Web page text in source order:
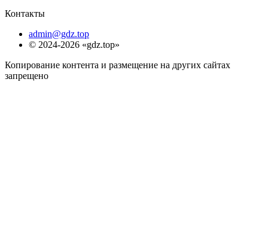
Контакты
admin@gdz.top
© 2024-2026 «gdz.top»
Копирование контента и размещение на других сайтах
запрещено